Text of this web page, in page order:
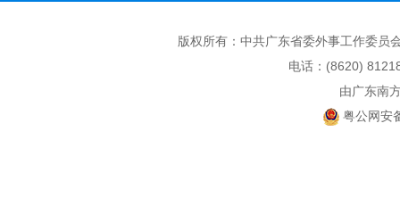
版权所有：中共广东省委外事工作委
电话：(8620)
由广东南
粤公网安